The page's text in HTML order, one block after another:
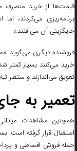
قیمت‌ها از خرید منصرف
برنامه‌ریزی می‌کردند،
جایگزینی آن می‌افتند.»
فروشنده‌ دیگری می‌گوید:
خرید می‌کنند بسیار کمتر
تعویق می‌اندازند و منتظر
تعمیر به
همچنین مشاهدات
استقبال قرار گرفته است.
جمله فروش اقساطی و